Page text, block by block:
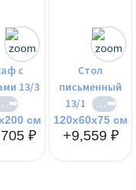
с
13/3
см
₽
Стол
письменный
13/1
120x60x75 см
+9,559 ₽